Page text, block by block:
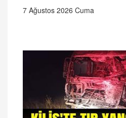
7 Ağustos 2026 Cuma